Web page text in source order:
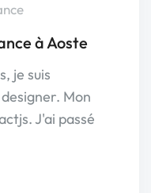
à Aoste
je suis
Mon
J'ai passé